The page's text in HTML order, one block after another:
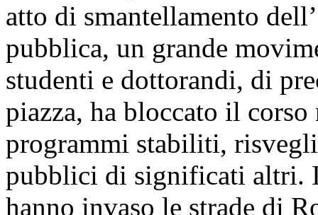
atto di smantellamento
pubblica, un grande
studenti e dottorandi, di
piazza, ha bloccato il
programmi stabiliti,
pubblici di significati altri.
hanno invaso le strade di